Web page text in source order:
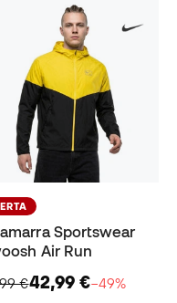
Sportswear
Air Run
€42,99 €−49%